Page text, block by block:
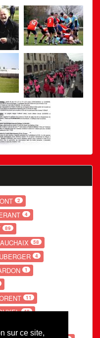
sur ce site,
2
4
89
58
4
1
11
48